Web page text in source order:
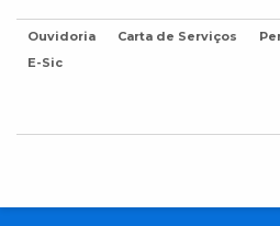
Ouvidoria Carta de Serviços
E-Sic